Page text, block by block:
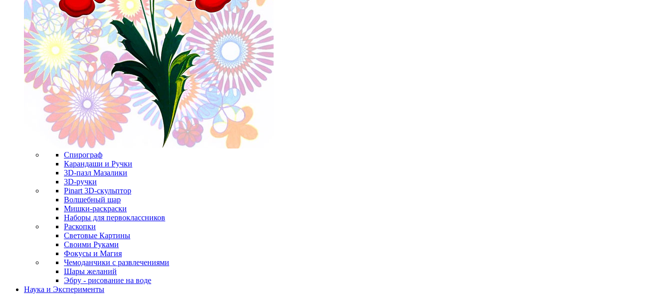
Спирограф
Карандаши и Ручки
3D-пазл Мазалики
3D-ручки
Pinart 3D-скульптор
Волшебный шар
Мишки-раскраски
Наборы для первоклассников
Раскопки
Световые Картины
Своими Руками
Фокусы и Магия
Чемоданчики с развлечениями
Шары желаний
Эбру - рисование на воде
Наука и Эксперименты